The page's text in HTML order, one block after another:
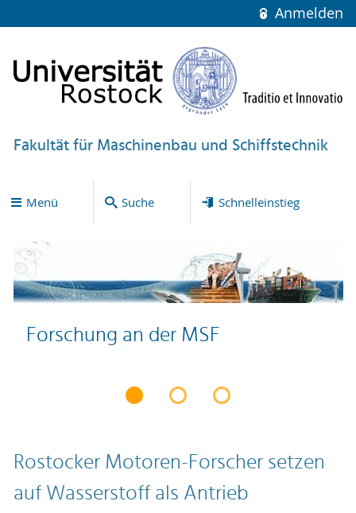
Anmelden
Fakultät für Maschinenbau und Schiffstechnik
Menü Suche Schnelleinstieg
Forschung an der MSF
Rostocker Motoren-Forscher setzen
auf Wasserstoff als Antrieb